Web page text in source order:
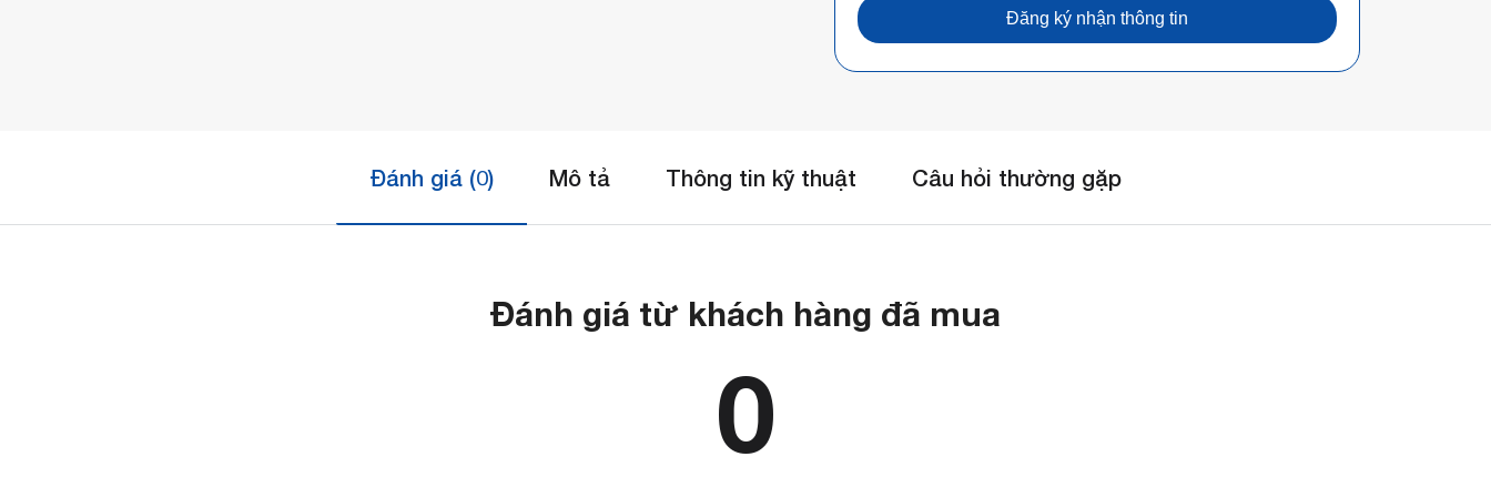
Đăng ký nhận thông tin
Đánh giá (0) Mô tả Thông tin kỹ thuật Câu hỏi thường gặp
Đánh giá từ khách hàng đã mua
0